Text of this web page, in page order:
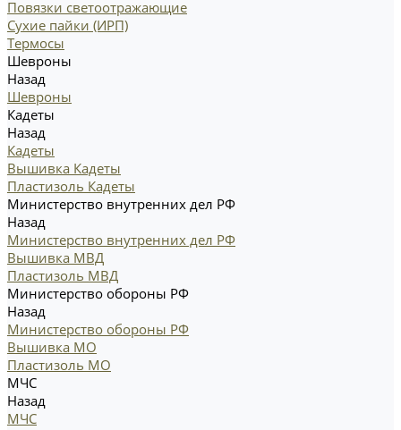
Повязки светоотражающие
Сухие пайки (ИРП)
Термосы
Шевроны
Назад
Шевроны
Кадеты
Назад
Кадеты
Вышивка Кадеты
Пластизоль Кадеты
Министерство внутренних дел РФ
Назад
Министерство внутренних дел РФ
Вышивка МВД
Пластизоль МВД
Министерство обороны РФ
Назад
Министерство обороны РФ
Вышивка МО
Пластизоль МО
МЧС
Назад
МЧС